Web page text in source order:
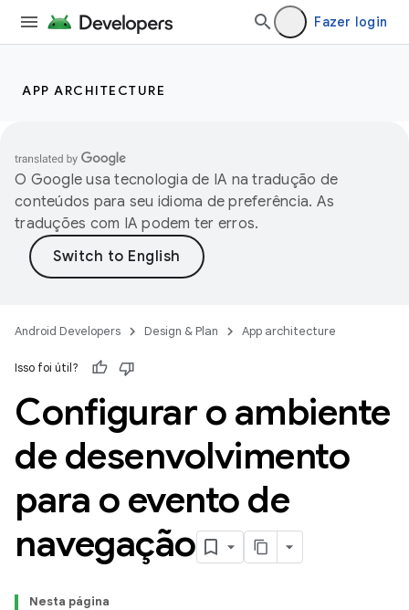
Fazer login
APP ARCHITECTURE
O Google usa tecnologia de IA na tradução de
conteúdos para seu idioma de preferência. As
traduções com IA podem ter erros.
Android Developers Design & Plan App architecture
Isso foi útil?
Configurar o ambiente
de desenvolvimento
para o evento de
navegação
Nesta página